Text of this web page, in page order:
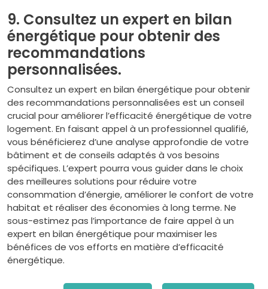
9. Consultez un expert en bilan
énergétique pour obtenir des
recommandations
personnalisées.
Consultez un expert en bilan énergétique pour obtenir
des recommandations personnalisées est un conseil
crucial pour améliorer l’efficacité énergétique de votre
logement. En faisant appel à un professionnel qualifié,
vous bénéficierez d’une analyse approfondie de votre
bâtiment et de conseils adaptés à vos besoins
spécifiques. L’expert pourra vous guider dans le choix
des meilleures solutions pour réduire votre
consommation d’énergie, améliorer le confort de votre
habitat et réaliser des économies à long terme. Ne
sous-estimez pas l’importance de faire appel à un
expert en bilan énergétique pour maximiser les
bénéfices de vos efforts en matière d’efficacité
énergétique.